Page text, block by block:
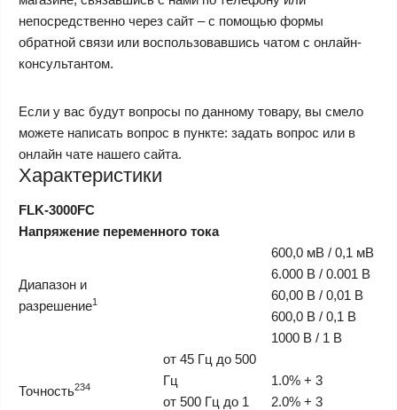
непосредственно через сайт – с помощью формы
обратной связи или воспользовавшись чатом с онлайн-
консультантом.
Если у вас будут вопросы по данному товару, вы смело
можете написать вопрос в пункте: задать вопрос или в
онлайн чате нашего сайта.
Характеристики
FLK-3000FC
Напряжение переменного тока
Диапазон и
разрешение1
600,0 мВ / 0,1 мВ
6.000 В / 0.001 В
60,00 В / 0,01 В
600,0 В / 0,1 В
1000 В / 1 В
Точность234
от 45 Гц до 500
Гц
от 500 Гц до 1
1.0% + 3
2.0% + 3